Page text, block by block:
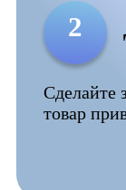
2
Сделайте
товар